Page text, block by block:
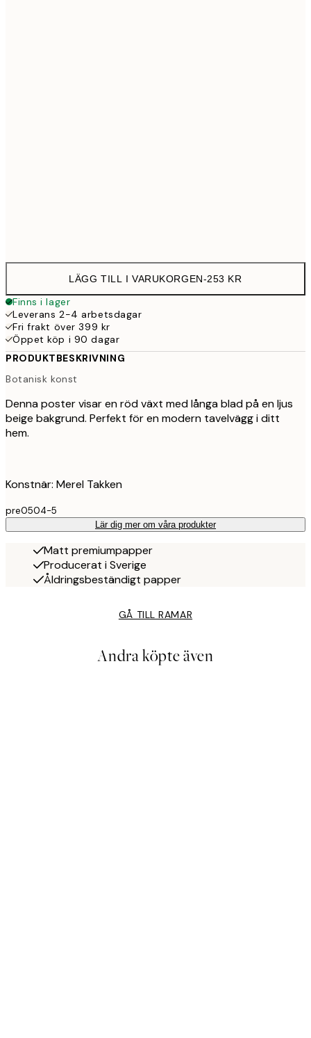
LÄGG TILL I VARUKORGEN-253 KR
Finns i lager
Leverans 2-4 arbetsdagar
Fri frakt över 399 kr
Öppet köp i 90 dagar
PRODUKTBESKRIVNING
Botanisk konst
Denna poster visar en röd växt med långa blad på en ljus
beige bakgrund. Perfekt för en modern tavelvägg i ditt
hem.
Konstnär: Merel Takken
pre0504-5
Lär dig mer om våra produkter
Matt premiumpapper
Producerat i Sverige
Åldringsbeständigt papper
GÅ TILL RAMAR
Andra köpte även